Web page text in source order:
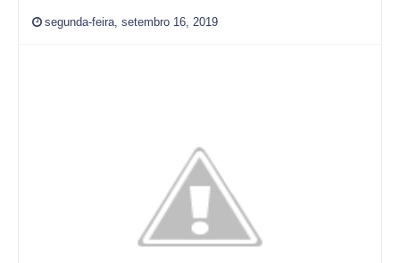
segunda-feira, setembro 16, 2019